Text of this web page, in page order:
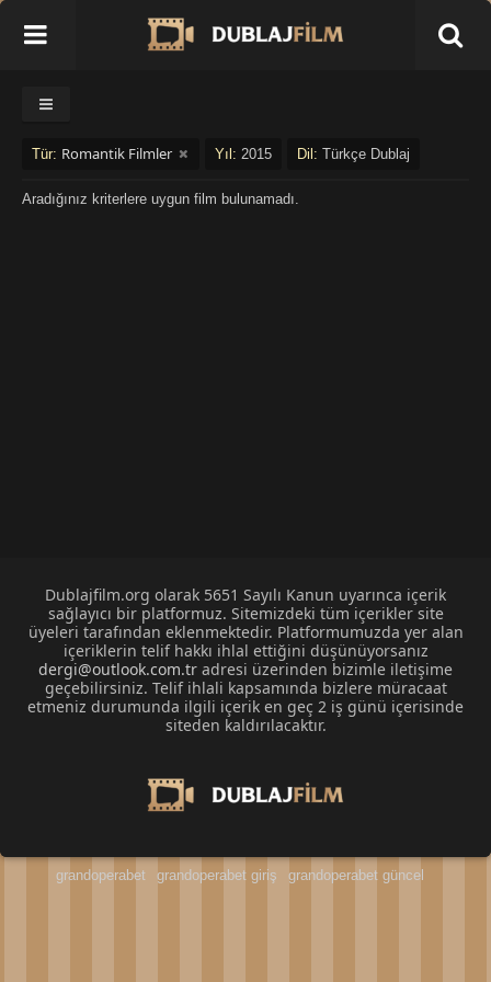
Tür: Romantik Filmler Yıl: 2015 Dil: Türkçe Dublaj
Aradığınız kriterlere uygun film bulunamadı.
Dublajfilm.org olarak 5651 Sayılı Kanun uyarınca içerik
sağlayıcı bir platformuz. Sitemizdeki tüm içerikler site
üyeleri tarafından eklenmektedir. Platformumuzda yer alan
içeriklerin telif hakkı ihlal ettiğini düşünüyorsanız
dergi@outlook.com.tr adresi üzerinden bizimle iletişime
geçebilirsiniz. Telif ihlali kapsamında bizlere müracaat
etmeniz durumunda ilgili içerik en geç 2 iş günü içerisinde
siteden kaldırılacaktır.
grandoperabet grandoperabet giriş grandoperabet güncel